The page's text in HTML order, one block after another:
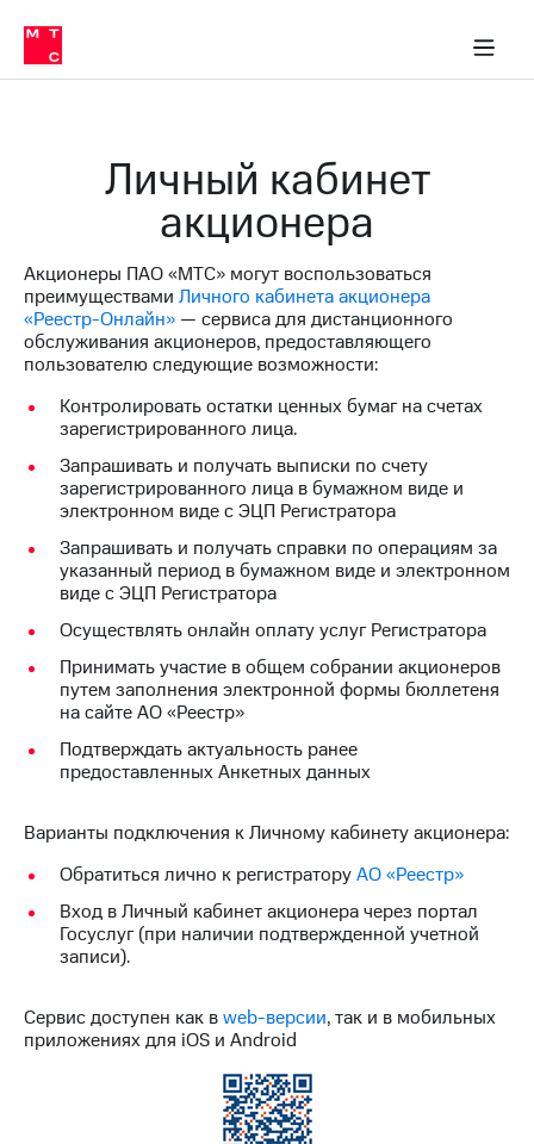
Медиа-центр
и акционерам
Устойчивое развитие
Комплаенс и деловая этика
компании
Карьера
в МТС
История
Руководство
региона
Правовая
Контакты
Медиа-центр
Пресс-
релизы
МТС
о технологиях
Достижения
Интервью
отчетность
Новости
в
и акционерам
Корпоративное
Корпоративный
секретарь
в МТС
релизы
МТС
о технологиях
Личный кабинет
акционера
Акционеры ПАО «МТС» могут воспользоваться
преимуществами Личного кабинета акционера
«Реестр-Онлайн» — сервиса для дистанционного
обслуживания акционеров, предоставляющего
пользователю следующие возможности:
Контролировать остатки ценных бумаг на счетах
зарегистрированного лица.
Запрашивать и получать выписки по счету
зарегистрированного лица в бумажном виде и
электронном виде с ЭЦП Регистратора
Запрашивать и получать справки по операциям за
указанный период в бумажном виде и электронном
виде с ЭЦП Регистратора
Осуществлять онлайн оплату услуг Регистратора
Принимать участие в общем собрании акционеров
путем заполнения электронной формы бюллетеня
на сайте АО «Реестр»
Подтверждать актуальность ранее
предоставленных Анкетных данных
Варианты подключения к Личному кабинету акционера:
Обратиться лично к регистраторуАО «Реестр»
Вход в Личный кабинет акционера через портал
Госуслуг (при наличии подтвержденной учетной
записи).
Сервис доступен как вweb-версии, так и в мобильных
приложениях для iOS и Android